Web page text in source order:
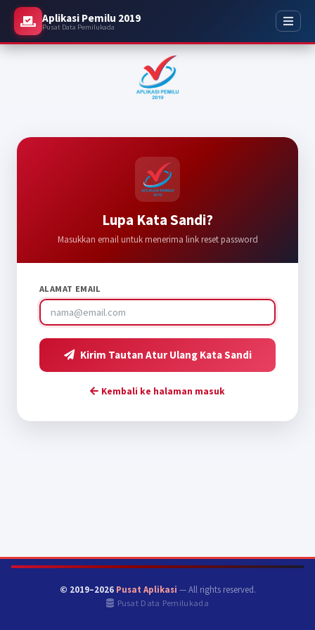
Aplikasi Pemilu 2019
Pusat Data Pemilukada
Lupa Kata Sandi?
Masukkan email untuk menerima link reset password
ALAMAT EMAIL
Kirim Tautan Atur Ulang Kata Sandi
Kembali ke halaman masuk
© 2019–2026 Pusat Aplikasi — All rights reserved.
Pusat Data Pemilukada